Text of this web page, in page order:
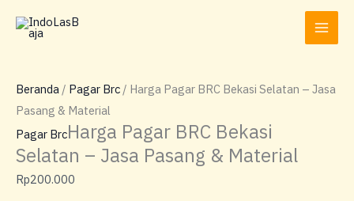
Beranda / Pagar Brc / Harga Pagar BRC Bekasi Selatan – Jasa
Pasang & Material
Pagar BrcHarga Pagar BRC Bekasi
Selatan – Jasa Pasang & Material
Rp200.000